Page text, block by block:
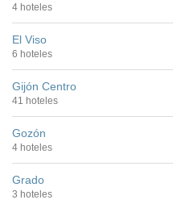
4 hoteles
El Viso
6 hoteles
Gijón Centro
41 hoteles
Gozón
4 hoteles
Grado
3 hoteles